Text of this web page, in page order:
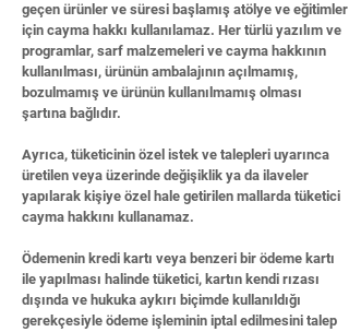
geçen ürünler ve süresi başlamış atölye ve eğitimler
için cayma hakkı kullanılamaz. Her türlü yazılım ve
programlar, sarf malzemeleri ve cayma hakkının
kullanılması, ürünün ambalajının açılmamış,
bozulmamış ve ürünün kullanılmamış olması
şartına bağlıdır.
Ayrıca, tüketicinin özel istek ve talepleri uyarınca
üretilen veya üzerinde değişiklik ya da ilaveler
yapılarak kişiye özel hale getirilen mallarda tüketici
cayma hakkını kullanamaz.
Ödemenin kredi kartı veya benzeri bir ödeme kartı
ile yapılması halinde tüketici, kartın kendi rızası
dışında ve hukuka aykırı biçimde kullanıldığı
gerekçesiyle ödeme işleminin iptal edilmesini talep